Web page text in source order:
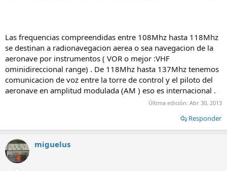
Las frequencias compreendidas entre 108Mhz hasta 118Mhz
se destinan a radionavegacion aerea o sea navegacion de la
aeronave por instrumentos ( VOR o mejor :VHF
ominidireccional range) . De 118Mhz hasta 137Mhz tenemos
comunicacion de voz entre la torre de control y el piloto del
aeronave en amplitud modulada (AM ) eso es internacional .
Última edición: Abr 30, 2013
Responder
miguelus